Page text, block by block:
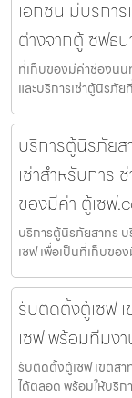
เอกชน มีบริกา
ต่างจากตู้เซฟธ
ที่เก็บของมีค่าช่องนน
และบริการเช่าตู้นิรภั
บริการตู้นิรภัย
เช่าสำหรับการ
ของมีค่า ตู้เซฟ
บริการตู้นิรภัยสาทร
เซฟ เพื่อเป็นที่เก็บขอ
รับติดตั้งตู้เซฟ
เซฟ พร้อมทีมง
รับติดตั้งตู้เซฟ เขตส
ได้ตลอด พร้อมให้บริก